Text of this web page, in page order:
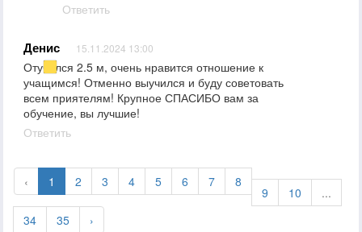
Ответить
Денис 15.11.2024 13:00
Отучился 2.5 м, очень нравится отношение к
учащимся! Отменно выучился и буду советовать
всем приятелям! Крупное СПАСИБО вам за
обучение, вы лучшие!
Ответить
‹ 1 2 3 4 5 6 7 8
9 10
...
34
35 ›